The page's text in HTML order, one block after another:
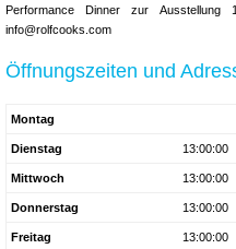
Performance Dinner zur
info@rolfcooks.com
Öffnungszeiten und
Montag
Dienstag 13:00:00
Mittwoch 13:00:00
Donnerstag 13:00:00
Freitag 13:00:00